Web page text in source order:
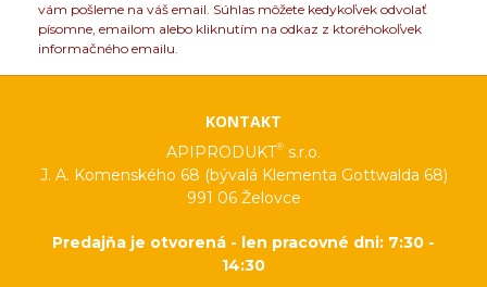
vám pošleme na váš email. Súhlas môžete kedykoľvek odvolať
písomne, emailom alebo kliknutím na odkaz z ktoréhokoľvek
informačného emailu.
KONTAKT
APIPRODUKT® s.r.o.
J. A. Komenského 68 (bývalá Klementa Gottwalda 68)
991 06 Želovce
Predajňa je otvorená - len pracovné dni: 7:30 -
14:30